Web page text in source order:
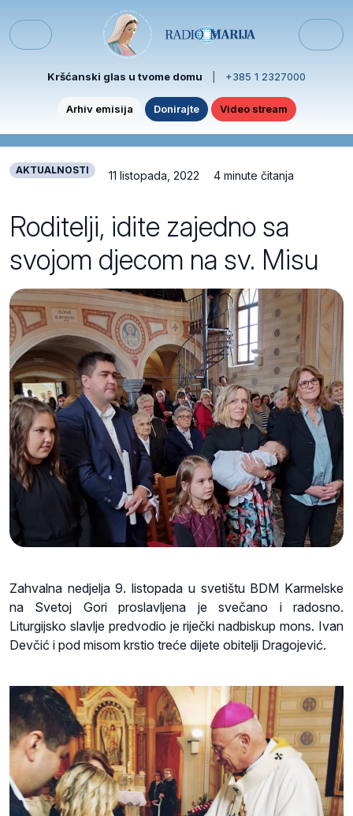
Menu
Kršćanski glas u tvome domu +385 1 2327000
Arhiv emisija Donirajte Video stream
AKTUALNOSTI 11 listopada, 2022 4 minute čitanja
Roditelji, idite zajedno sa
svojom djecom na sv. Misu
Zahvalna nedjelja 9. listopada u svetištu BDM Karmelske
na Svetoj Gori proslavljena je svečano i radosno.
Liturgijsko slavlje predvodio je riječki nadbiskup mons. Ivan
Devčić i pod misom krstio treće dijete obitelji Dragojević.